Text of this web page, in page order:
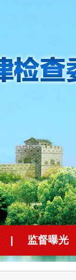
| 监督曝光